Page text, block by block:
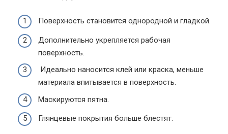
Поверхность становится однородной и гладкой.
Дополнительно укрепляется рабочая
поверхность.
Идеально наносится клей или краска, меньше
материала впитывается в поверхность.
Маскируются пятна.
Глянцевые покрытия больше блестят.